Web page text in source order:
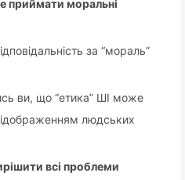
приймати моральні
за “мораль”
ви, що “етика” ШІ може
людських
всі проблеми